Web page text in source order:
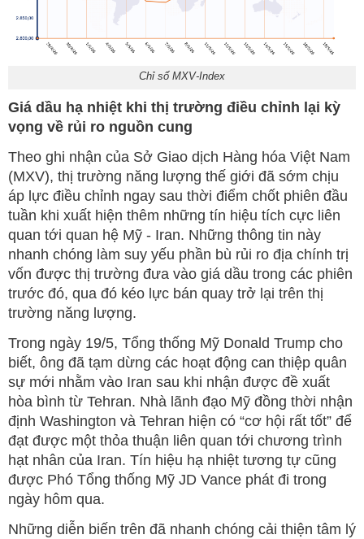
Chỉ số MXV-Index
Giá dầu hạ nhiệt khi thị trường điều chỉnh lại kỳ
vọng về rủi ro nguồn cung
Theo ghi nhận của Sở Giao dịch Hàng hóa Việt Nam
(MXV), thị trường năng lượng thế giới đã sớm chịu
áp lực điều chỉnh ngay sau thời điểm chốt phiên đầu
tuần khi xuất hiện thêm những tín hiệu tích cực liên
quan tới quan hệ Mỹ - Iran. Những thông tin này
nhanh chóng làm suy yếu phần bù rủi ro địa chính trị
vốn được thị trường đưa vào giá dầu trong các phiên
trước đó, qua đó kéo lực bán quay trở lại trên thị
trường năng lượng.
Trong ngày 19/5, Tổng thống Mỹ Donald Trump cho
biết, ông đã tạm dừng các hoạt động can thiệp quân
sự mới nhằm vào Iran sau khi nhận được đề xuất
hòa bình từ Tehran. Nhà lãnh đạo Mỹ đồng thời nhận
định Washington và Tehran hiện có “cơ hội rất tốt” để
đạt được một thỏa thuận liên quan tới chương trình
hạt nhân của Iran. Tín hiệu hạ nhiệt tương tự cũng
được Phó Tổng thống Mỹ JD Vance phát đi trong
ngày hôm qua.
Những diễn biến trên đã nhanh chóng cải thiện tâm lý